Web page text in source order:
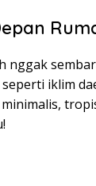
nggak
iklim